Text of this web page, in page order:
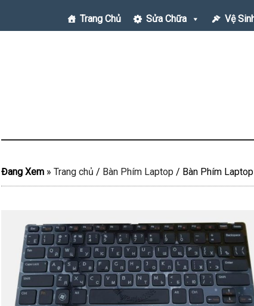
Trang Chủ Sửa Chữa Vệ
Đang Xem » Trang chủ / Bàn Phím Laptop / Bàn Phím